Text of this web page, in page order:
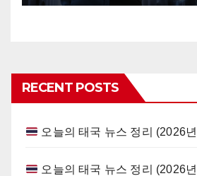
RECENT POSTS
오늘의 태국 뉴스 정리 (2026
오늘의 태국 뉴스 정리 (2026